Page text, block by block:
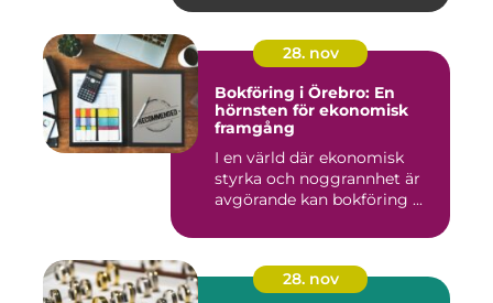
28. nov
Bokföring i Örebro: En
hörnsten för ekonomisk
framgång
I en värld där ekonomisk
styrka och noggrannhet är
avgörande kan bokföring ...
28. nov